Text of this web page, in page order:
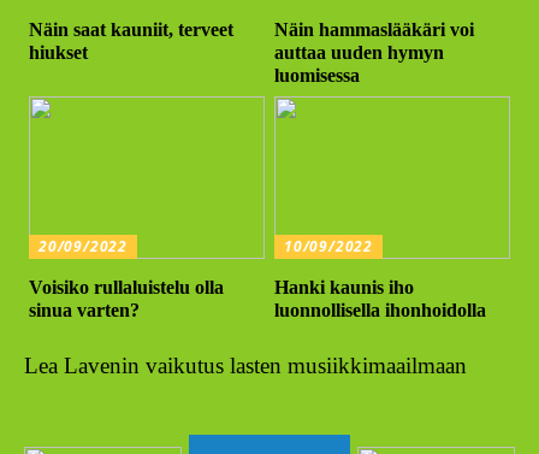
Näin saat kauniit, terveet
hiukset
Näin hammaslääkäri voi
auttaa uuden hymyn
luomisessa
20/09/2022
Voisiko rullaluistelu olla
sinua varten?
10/09/2022
Hanki kaunis iho
luonnollisella ihonhoidolla
Lea Lavenin vaikutus lasten musiikkimaailmaan